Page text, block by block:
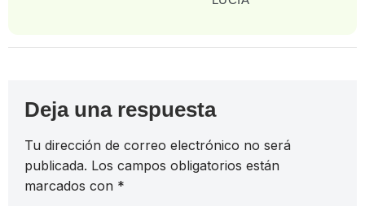
Deja una respuesta
Tu dirección de correo electrónico no será
publicada. Los campos obligatorios están
marcados con *